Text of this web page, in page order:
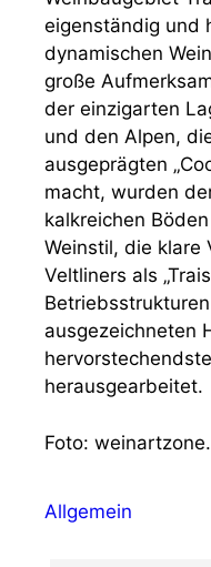
eigenständig und
dynamischen
große
der einzigarten
und den Alpen,
ausgeprägten
macht, wurden
kalkreichen
Weinstil, die klare
Veltliners als
ausgezeichneten
herausgearbeitet.
Foto:
Kategorien
Allgemein